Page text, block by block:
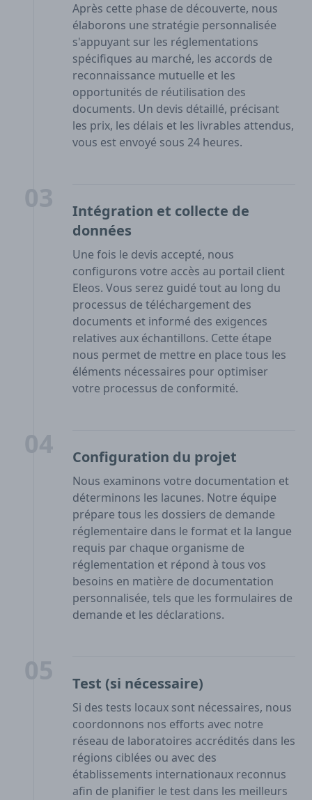
Après cette phase de découverte, nous
élaborons une stratégie personnalisée
s'appuyant sur les réglementations
spécifiques au marché, les accords de
reconnaissance mutuelle et les
opportunités de réutilisation des
documents. Un devis détaillé, précisant
les prix, les délais et les livrables attendus,
vous est envoyé sous 24 heures.
Intégration et collecte de
données
Une fois le devis accepté, nous
configurons votre accès au portail client
Eleos. Vous serez guidé tout au long du
processus de téléchargement des
documents et informé des exigences
relatives aux échantillons. Cette étape
nous permet de mettre en place tous les
éléments nécessaires pour optimiser
votre processus de conformité.
Configuration du projet
Nous examinons votre documentation et
déterminons les lacunes. Notre équipe
prépare tous les dossiers de demande
réglementaire dans le format et la langue
requis par chaque organisme de
réglementation et répond à tous vos
besoins en matière de documentation
personnalisée, tels que les formulaires de
demande et les déclarations.
Test (si nécessaire)
Si des tests locaux sont nécessaires, nous
coordonnons nos efforts avec notre
réseau de laboratoires accrédités dans les
régions ciblées ou avec des
établissements internationaux reconnus
afin de planifier le test dans les meilleurs